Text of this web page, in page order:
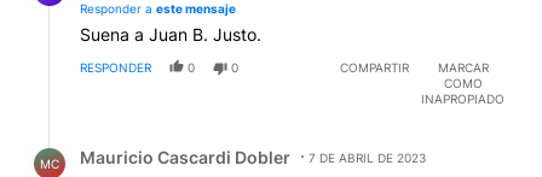
Responder a este mensaje
Suena a Juan B. Justo.
RESPONDER 0 0 COMPARTIR
MARCAR
COMO
INAPROPIADO
MC Mauricio Cascardi Dobler
7 DE ABRIL DE 2023